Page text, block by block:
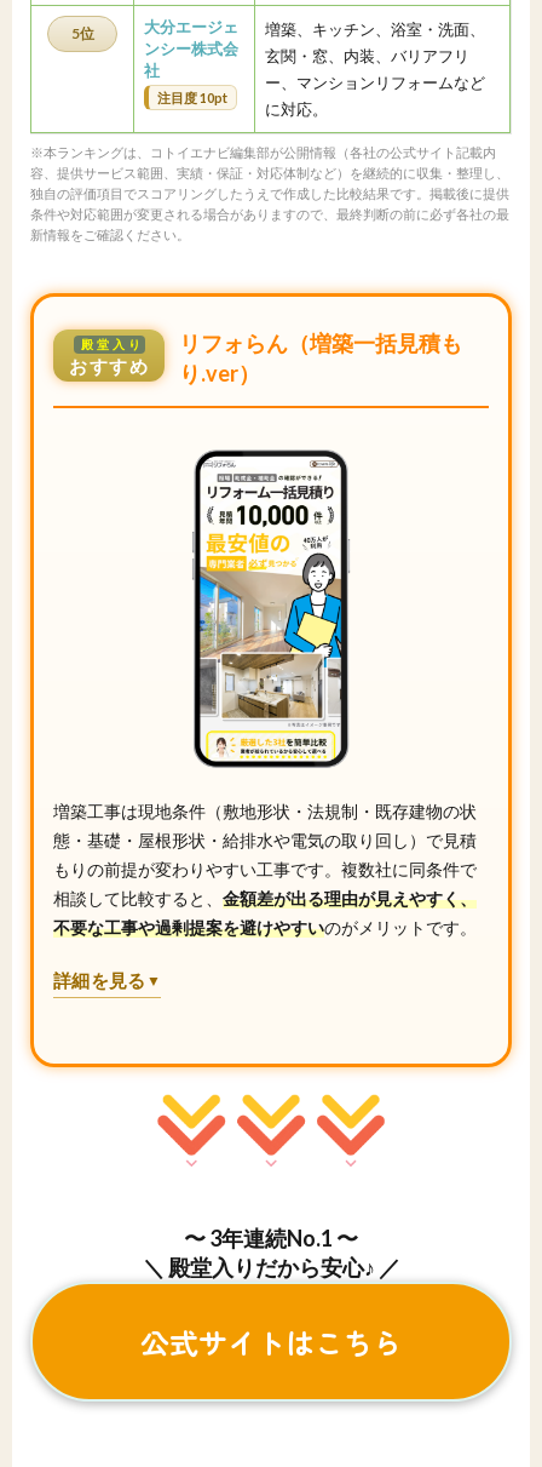
5位
大分エージェ
ンシー株式会
社
注目度 10pt
増築、キッチン、浴室・洗面、
玄関・窓、内装、バリアフリ
ー、マンションリフォームなど
に対応。
※本ランキングは、コトイエナビ編集部が公開情報（各社の公式サイト記載内
容、提供サービス範囲、実績・保証・対応体制など）を継続的に収集・整理し、
独自の評価項目でスコアリングしたうえで作成した比較結果です。掲載後に提供
条件や対応範囲が変更される場合がありますので、最終判断の前に必ず各社の最
新情報をご確認ください。
殿堂入り
おすすめ
リフォらん（増築一括見積も
り.ver）
増築工事は現地条件（敷地形状・法規制・既存建物の状
態・基礎・屋根形状・給排水や電気の取り回し）で見積
もりの前提が変わりやすい工事です。複数社に同条件で
相談して比較すると、 金額差が出る理由が見えやすく、
不要な工事や過剰提案を避けやすいのがメリットです。
詳細を見る ▼
〜 3年連続No.1 〜
＼ 殿堂入りだから安心♪ ／
公式サイトはこちら